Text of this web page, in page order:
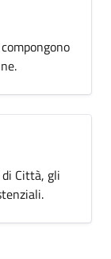
Città, gli